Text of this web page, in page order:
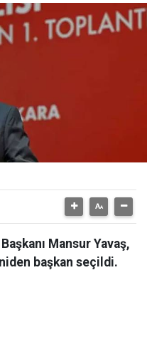
Mansur Yavaş,
başkan seçildi.